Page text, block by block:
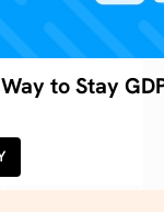
to Stay